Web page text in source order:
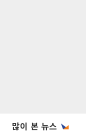
많이 본 뉴스